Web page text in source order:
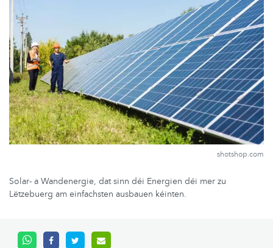
shotshop.com
Solar- a Wandenergie, dat sinn déi Energien déi mer zu
Lëtzebuerg am einfachsten ausbauen kéinten.